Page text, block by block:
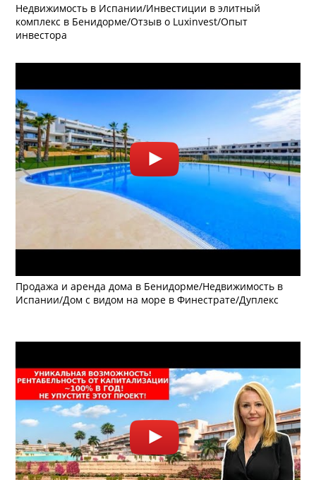
Недвижимость в Испании/Инвестиции в элитный
комплекс в Бенидорме/Отзыв о Luxinvest/Опыт
инвестора
Продажа и аренда дома в Бенидорме/Недвижимость в
Испании/Дом с видом на море в Финестрате/Дуплекс